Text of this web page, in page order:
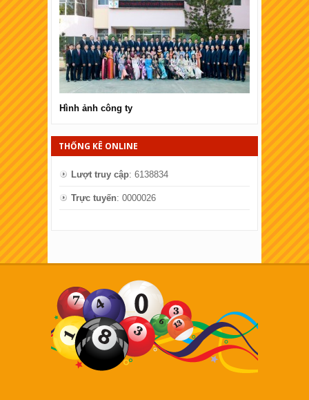
Hình ảnh công ty Hình ảnh
THỐNG KÊ ONLINE
Lượt truy cập: 6138834
Trực tuyến: 0000026